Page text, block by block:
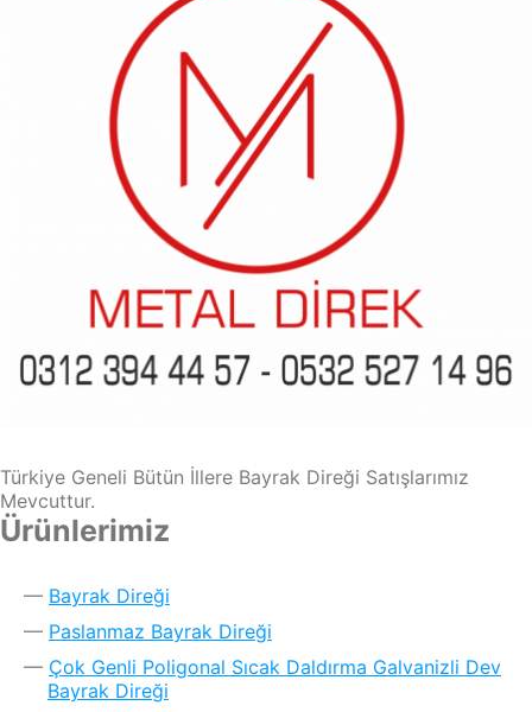
Türkiye Geneli Bütün İllere Bayrak Direği Satışlarımız
Mevcuttur.
Ürünlerimiz
Bayrak Direği
Paslanmaz Bayrak Direği
Çok Genli Poligonal Sıcak Daldırma Galvanizli Dev
Bayrak Direği